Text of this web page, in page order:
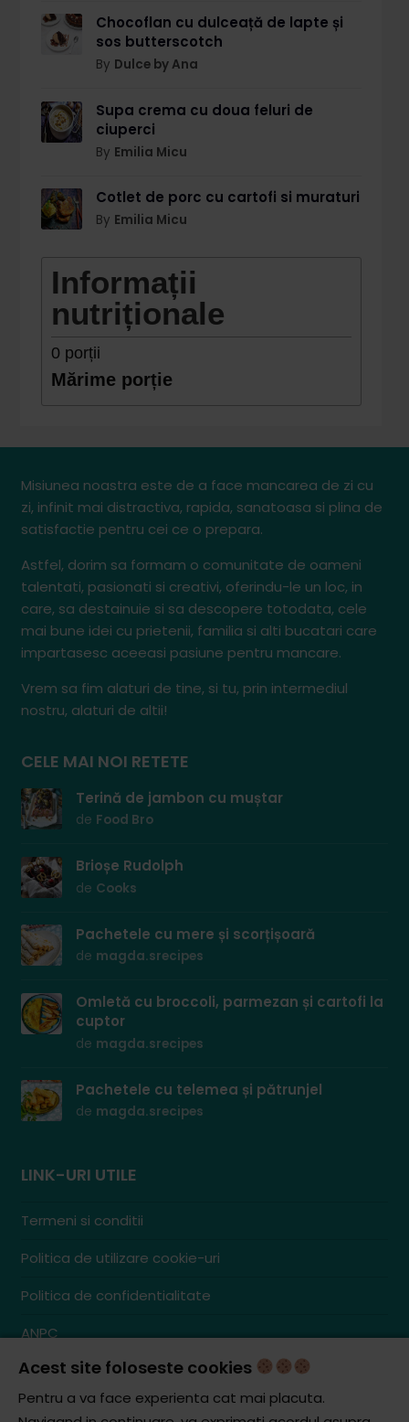
Chocoflan cu dulceață de lapte și
sos butterscotch
By Dulce by Ana
Supa crema cu doua feluri de
ciuperci
By Emilia Micu
Cotlet de porc cu cartofi si muraturi
By Emilia Micu
Informații
nutriționale
0 porții
Mărime porție
Misiunea noastra este de a face mancarea de zi cu
zi, infinit mai distractiva, rapida, sanatoasa si plina de
satisfactie pentru cei ce o prepara.
Astfel, dorim sa formam o comunitate de oameni
talentati, pasionati si creativi, oferindu-le un loc, in
care, sa destainuie si sa descopere totodata, cele
mai bune idei cu prietenii, familia si alti bucatari care
impartasesc aceeasi pasiune pentru mancare.
Vrem sa fim alaturi de tine, si tu, prin intermediul
nostru, alaturi de altii!
CELE MAI NOI RETETE
Terină de jambon cu muștar
de Food Bro
Brioșe Rudolph
de Cooks
Pachetele cu mere și scorțișoară
de magda.srecipes
Omletă cu broccoli, parmezan și cartofi la
cuptor
de magda.srecipes
Pachetele cu telemea și pătrunjel
de magda.srecipes
LINK-URI UTILE
Termeni si conditii
Politica de utilizare cookie-uri
Politica de confidentialitate
ANPC
Contact
S.C. ZENCOM MEDIA GROUP SRL
Acest site foloseste cookies
Pentru a va face experienta cat mai placuta.